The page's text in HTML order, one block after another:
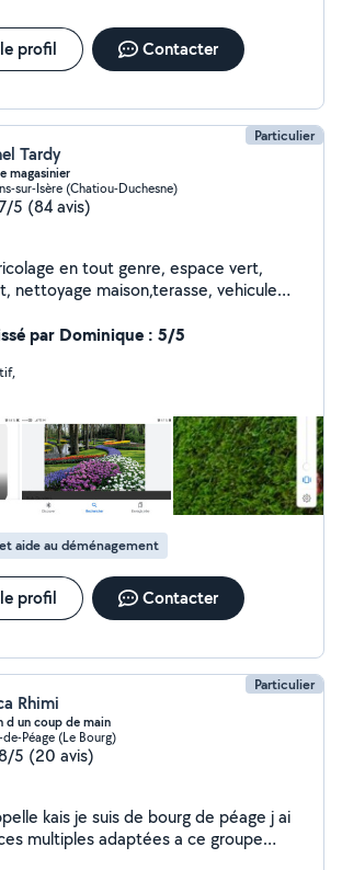
profil Contacter
Particulier
Tardy
magasinier
sur-Isère (Chatiou-Duchesne)
5 (84 avis)
nettoyage maison,terasse, vehicule
merci
par Dominique : 5/5
aide au déménagement
profil Contacter
Particulier
Rhimi
d un coup de main
de-Péage (Le Bourg)
5 (20 avis)
kais je suis de bourg de péage j ai
multiples adaptées a ce groupe